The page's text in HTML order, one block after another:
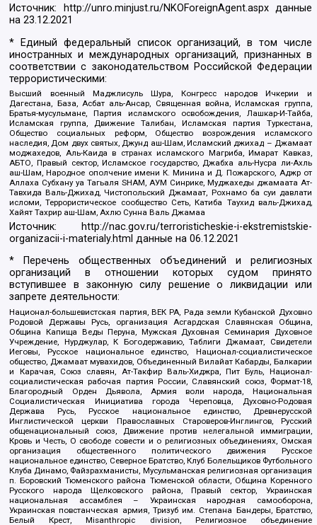
Источник: http://unro.minjust.ru/NKOForeignAgent.aspxданные
на23.12.2021
* Единый федеральный список организаций, в том числе
иностранных и международных организаций, признанных в
соответствии с законодательством Российской Федерации
террористическими:
Высший военный Маджлисуль Шура, Конгресс народов Ичкерии и
Дагестана, База, Асбат аль-Ансар, Священная война, Исламская группа,
Братья-мусульмане, Партия исламского освобождения, Лашкар-И-Тайба,
Исламская группа, Движение Талибан, Исламская партия Туркестана,
Общество социальных реформ, Общество возрождения исламского
наследия, Дом двух святых, Джунд аш-Шам, Исламский джихад – Джамаат
моджахедов, Аль-Каида в странах исламского Магриба, Имарат Кавказ,
АБТО, Правый сектор, Исламское государство, Джабха аль-Нусра ли-Ахль
аш-Шам, Народное ополчение имени К. Минина и Д. Пожарского, Аджр от
Аллаха Субхану уа Тагьаля SHAM, АУМ Синрике, Муджахеды джамаата Ат-
Тавхида Валь-Джихад, Чистопольский Джамаат, Рохнамо ба суи давлати
исломи, Террористическое сообщество Сеть, Катиба Таухид валь-Джихад,
Хайят Тахрир аш-Шам, Ахлю Сунна Валь Джамаа
Источник:
http://nac.gov.ru/terroristicheskie-i-ekstremistskie-
organizacii-i-materialy.html данные на06.12.2021
* Перечень общественных объединений и религиозных
организаций в отношении которых судом принято
вступившее в законную силу решение о ликвидации или
запрете деятельности:
Национал-большевистская партия, ВЕК РА, Рада земли Кубанской Духовно
Родовой Державы Русь, организация Асгардская Славянская Община,
Община Капища Веды Перуна, Мужская Духовная Семинария Духовное
Учреждение, Нурджулар, К Богодержавию, Таблиги Джамаат, Свидетели
Иеговы, Русское национальное единство, Национал-социалистическое
общество, Джамаат мувахидов, Объединенный Вилайат Кабарды, Балкарии
и Карачая, Союз славян, Ат-Такфир Валь-Хиджра, Пит Буль, Национал-
социалистическая рабочая партия России, Славянский союз, Формат-18,
Благородный Орден Дьявола, Армия воли народа, Национальная
Социалистическая Инициатива города Череповца, Духовно-Родовая
Держава Русь, Русское национальное единство, Древнерусской
Инглистической церкви Православных Староверов-Инглингов, Русский
общенациональный союз, Движение против нелегальной иммиграции,
Кровь и Честь, О свободе совести и о религиозных объединениях, Омская
организация общественного политического движения Русское
национальное единство, Северное Братство, Клуб Болельщиков Футбольного
Клуба Динамо, Файзрахманисты, Мусульманская религиозная организация
п. Боровский Тюменского района Тюменской области, Община Коренного
Русского народа Щелковского района, Правый сектор, Украинская
национальная ассамблея – Украинская народная самооборона,
Украинская повстанческая армия, Тризуб им. Степана Бандеры, Братство,
Белый Крест, Misanthropic division, Религиозное объединение